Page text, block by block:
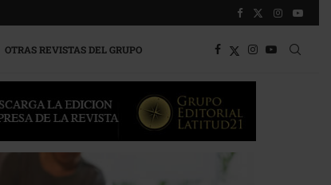
OTRAS REVISTAS DEL GRUPO